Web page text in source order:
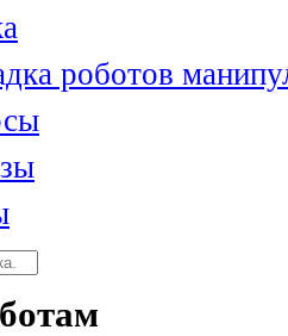
роботов